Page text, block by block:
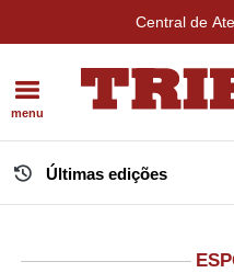
Central de
menu
Últimas edições